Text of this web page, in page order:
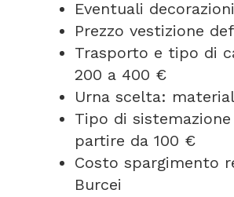
Eventuali
Prezzo vestizione
Trasporto e tipo di
200 a 400 €
Urna scelta:
Tipo di
partire da 100 €
Costo spargimento
Burcei